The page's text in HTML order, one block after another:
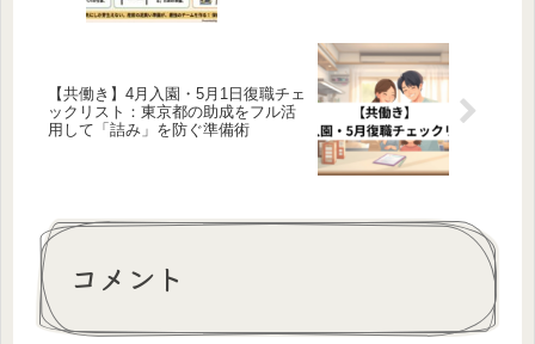
【共働き】4月入園・5月1日復職チェ
ックリスト：東京都の助成をフル活
用して「詰み」を防ぐ準備術
コメント